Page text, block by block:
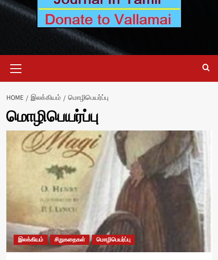
Menu
HOME இலக்கியம் மொழிபெயர்ப்பு
மொழிபெயர்ப்பு
இலக்கியம் சிறுகதைகள் மொழிபெயர்ப்பு